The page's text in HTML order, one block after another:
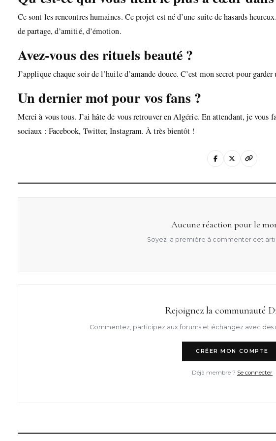
Ce sont les rencontres humaines. Ce projet est né d’une suite de hasards
de partage, d’amitié, d’émotion.
Avez-vous des rituels beauté ?
J’applique chaque soir de l’huile d’amande douce. C’est mon secret pour
Un dernier mot pour vos fans ?
Merci à vous tous. J’ai hâte de vous retrouver en Algérie. En attendant, je vous
sociaux : Facebook, Twitter, Instagram. À très bientôt !
Aucune réaction pour le
Soyez la première à commenter cet
Rejoignez la communauté
Commentez, participez aux forums et échangez avec des
CRÉER MON COMPTE
Déjà membre ? Se connecter